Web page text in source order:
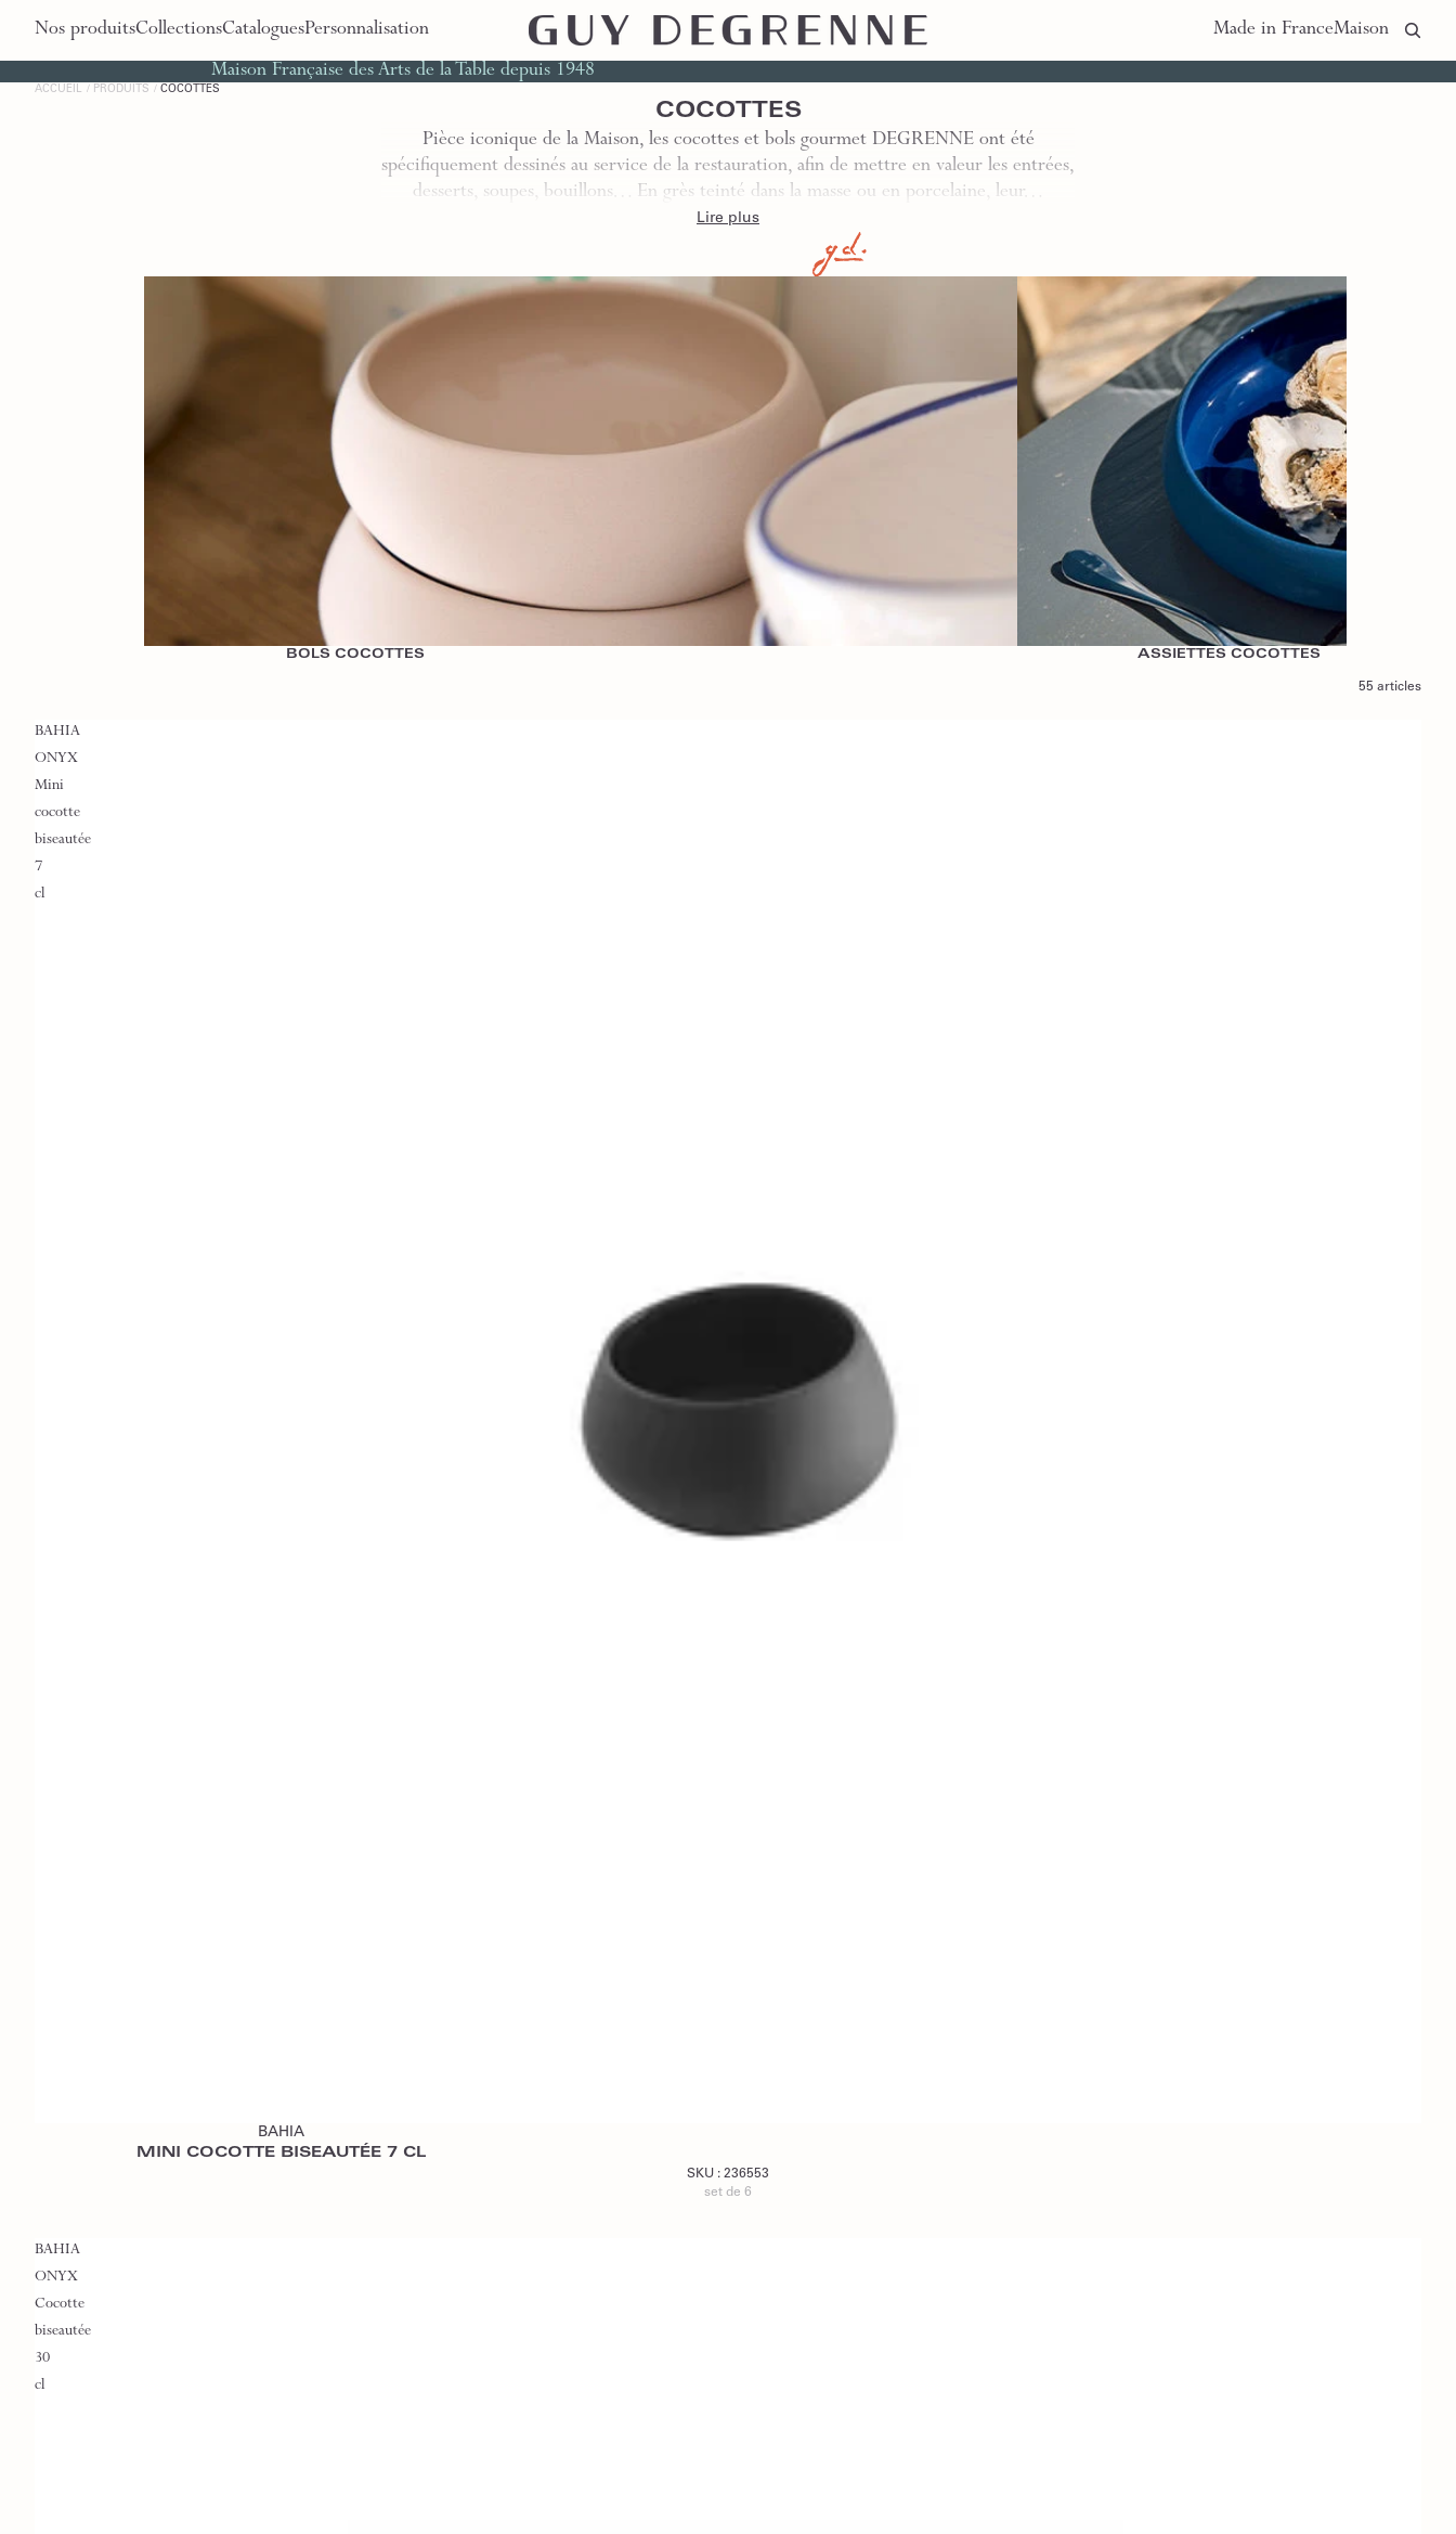
Nos produitsCollectionsCataloguesPersonnalisation Made in FranceMaison
Maison Française des Arts de la Table depuis 1948
ACCUEIL PRODUITS COCOTTES
COCOTTES
Pièce iconique de la Maison, les cocottes et bols gourmet DEGRENNE ont été
spécifiquement dessinés au service de la restauration, afin de mettre en valeur les entrées,
desserts, soupes, bouillons… En grès teinté dans la masse ou en porcelaine, leur…
Lire plus
BOLS COCOTTES
Assiettes Cocottes
ASSIETTES COCOTTES
55 articles
BAHIA
ONYX
Mini
cocotte
biseautée
7
cl
BAHIA
MINI COCOTTE BISEAUTÉE 7 CL
SKU : 236553
set de 6
BAHIA
ONYX
Cocotte
biseautée
30
cl